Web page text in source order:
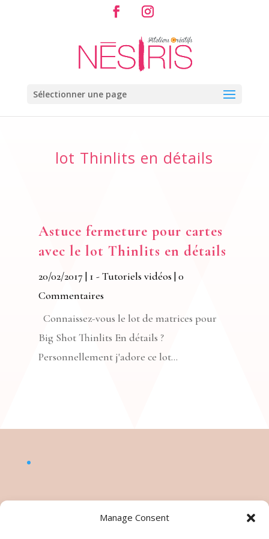
Manage Consent
Sélectionner une page
lot Thinlits en détails
Astuce fermeture pour cartes
avec le lot Thinlits en détails
20/02/2017 | 1 - Tutoriels vidéos | 0
Commentaires
Connaissez-vous le lot de matrices pour
Big Shot Thinlits En détails ?
Personnellement j'adore ce lot...